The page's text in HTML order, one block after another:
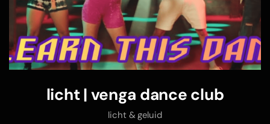
licht | venga dance club
licht & geluid